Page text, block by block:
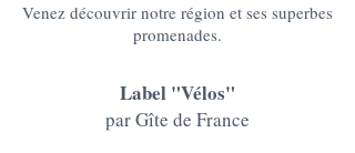
Venez découvrir notre région et ses superbes
promenades.
Label "Vélos"
par Gîte de France